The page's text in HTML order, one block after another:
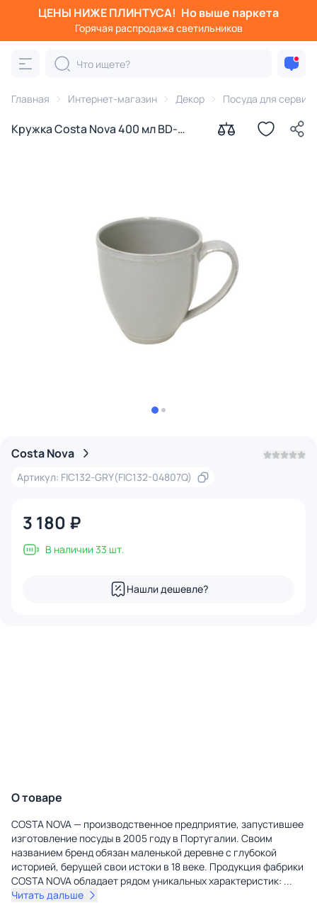
ЦЕНЫ НИЖЕ ПЛИНТУСА! Но выше паркета
Горячая распродажа светильников
Главная Интернет-магазин Декор Посуда для
Кружка Costa Nova 400 мл BD-
Costa Nova
Артикул: FIC132-GRY(FIC132-04807Q)
3 180 ₽
В наличии 33 шт.
Нашли дешевле?
О товаре
COSTA NOVA — производственное предприятие, запустившее
изготовление посуды в 2005 году в Португалии. Своим
названием бренд обязан маленькой деревне с глубокой
историей, берущей свои истоки в 18 веке. Продукция фабрики
COSTA NOVA обладает рядом уникальных характеристик: ...
Читать дальше